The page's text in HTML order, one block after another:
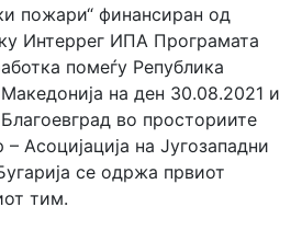
пожари“ финансиран од
Интеррег ИПА Програмата
помеѓу Република
на ден 30.08.2021 и
во просториите
Асоцијација на Југозападни
се одржа првиот
тим.